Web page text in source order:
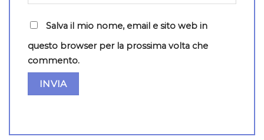
Salva il mio nome, email e sito web in
questo browser per la prossima volta che
commento.